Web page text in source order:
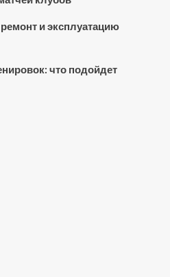
и эксплуатацию
что подойдет